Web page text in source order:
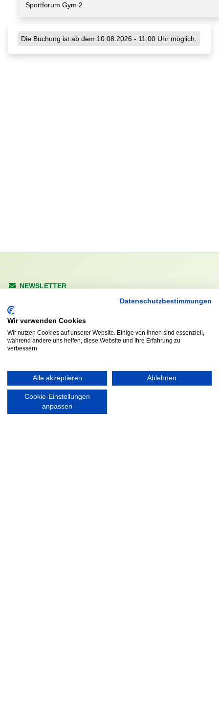
Sportforum Gym 2
Die Buchung ist ab dem 10.08.2026 - 11:00 Uhr möglich.
Datenschutzbestimmungen
Wir verwenden Cookies
Wir nutzen Cookies auf unserer Website. Einige von ihnen sind essenziell,
während andere uns helfen, diese Website und Ihre Erfahrung zu
verbessern.
Alle akzeptieren Ablehnen
Cookie-Einstellungen
anpassen
NEWSLETTER
KONTAKT
Walddörfer Sportverein
Halenreie 32-34
22359 Hamburg
ÖFFNUNGS- UND
SERVICEZEITEN: